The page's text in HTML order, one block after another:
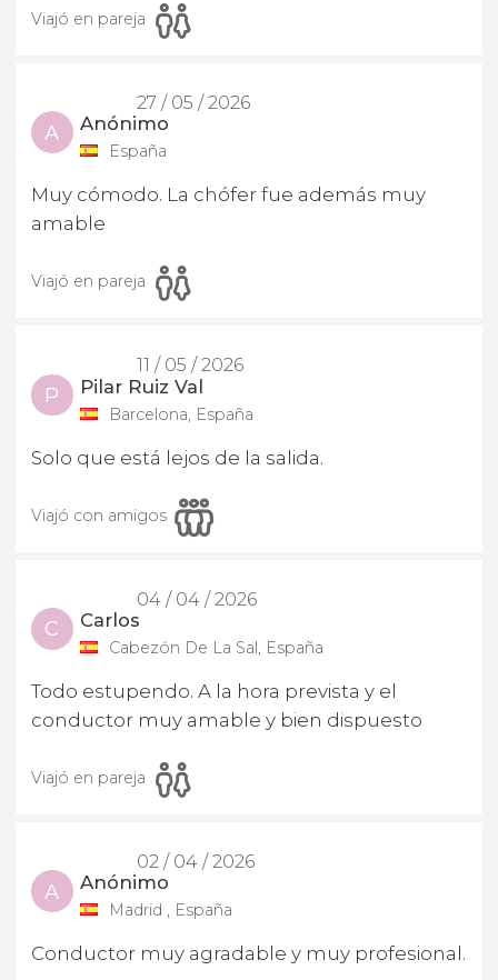
Viajó en pareja
27 / 05 / 2026
A Anónimo
España
Muy cómodo. La chófer fue además muy
amable
Viajó en pareja
11 / 05 / 2026
P Pilar Ruiz Val
Barcelona, España
Solo que está lejos de la salida.
Viajó con amigos
04 / 04 / 2026
C Carlos
Cabezón De La Sal, España
Todo estupendo. A la hora prevista y el
conductor muy amable y bien dispuesto
Viajó en pareja
02 / 04 / 2026
A Anónimo
Madrid , España
Conductor muy agradable y muy profesional.